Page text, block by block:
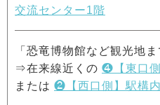
交流センター1階
「恐竜博物館など観光地
⇒在来線近くの ❹【東口
または ❷【西口側】駅構